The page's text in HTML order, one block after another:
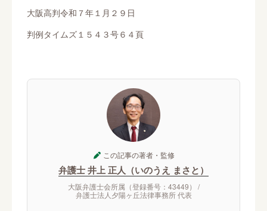
大阪高判令和７年１月２９日
判例タイムズ１５４３号６４頁
この記事の著者・監修
弁護士 井上 正人（いのうえ まさと）
大阪弁護士会所属（登録番号：43449） /
弁護士法人夕陽ヶ丘法律事務所 代表